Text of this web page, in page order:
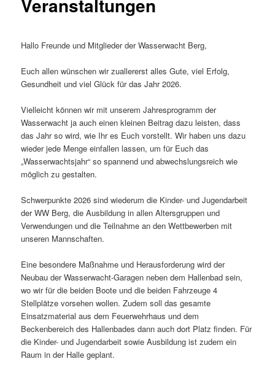
Veranstaltungen
Hallo Freunde und Mitglieder der Wasserwacht Berg,
Euch allen wünschen wir zuallererst alles Gute, viel Erfolg,
Gesundheit und viel Glück für das Jahr 2026.
Vielleicht können wir mit unserem Jahresprogramm der
Wasserwacht ja auch einen kleinen Beitrag dazu leisten, dass
das Jahr so wird, wie Ihr es Euch vorstellt. Wir haben uns dazu
wieder jede Menge einfallen lassen, um für Euch das
„Wasserwachtsjahr“ so spannend und abwechslungsreich wie
möglich zu gestalten.
Schwerpunkte 2026 sind wiederum die Kinder- und Jugendarbeit
der WW Berg, die Ausbildung in allen Altersgruppen und
Verwendungen und die Teilnahme an den Wettbewerben mit
unseren Mannschaften.
Eine besondere Maßnahme und Herausforderung wird der
Neubau der Wasserwacht-Garagen neben dem Hallenbad sein,
wo wir für die beiden Boote und die beiden Fahrzeuge 4
Stellplätze vorsehen wollen. Zudem soll das gesamte
Einsatzmaterial aus dem Feuerwehrhaus und dem
Beckenbereich des Hallenbades dann auch dort Platz finden. Für
die Kinder- und Jugendarbeit sowie Ausbildung ist zudem ein
Raum in der Halle geplant.